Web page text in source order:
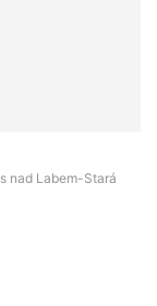
nad Labem-Stará